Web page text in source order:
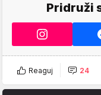
Pridruži
Reaguj 24